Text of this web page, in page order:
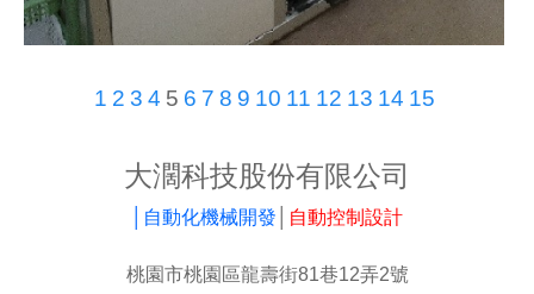
1 2 3 4 5 6 7 8 9 10 11 12 13 14 15
大濶科技股份有限公司
│自動化機械開發 自動控制設計
桃園市桃園區龍壽街81巷12弄2號